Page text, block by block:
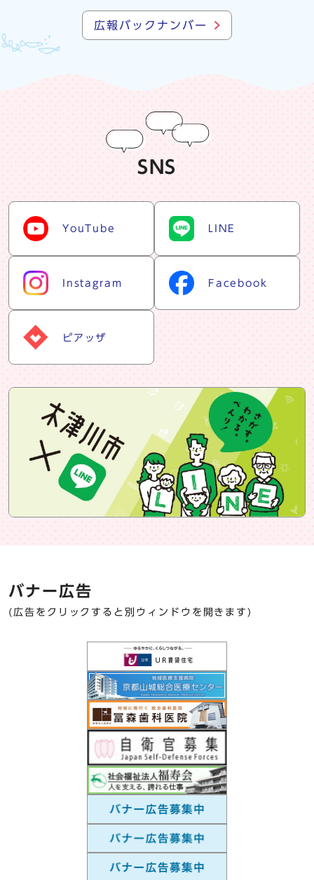
広報バックナンバー
SNS
snsリスト
YouTube LINE
Instagram Facebook
ピアッザ
snsバナー
バナー広告
(広告をクリックすると別ウィンドウを開きます)